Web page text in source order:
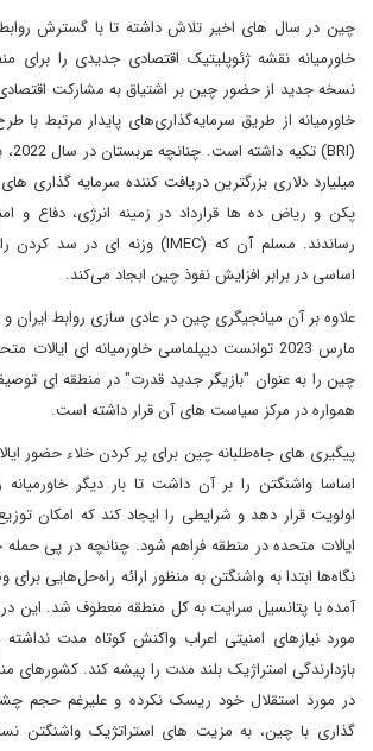
چین در سال های اخیر تلاش داشته تا با گسترش
خاورمیانه نقشه ژئوپلیتیک اقتصادی جدیدی را برای
نسخه جدید از حضور چین بر اشتیاق به مشارکت
خاورمیانه از طریق سرمایه‌گذاری‌های پایدار مرتبط با
پکن و ریاض ده ها قرارداد در زمینه انرژی، دفاع و
اساسی در برابر افزایش نفوذ چین ابجاد می‌کند.
مارس 2023 توانست دیپلماسی خاورمیانه ای
چین را به عنوان "بازیگر جدید قدرت" در منطقه ای
همواره در مرکز سیاست های آن قرار داشته است.
پیگیری های جاه‌طلبانه چین برای پر کردن خلاء حضور
اساسا واشنگتن را بر آن داشت تا بار دیگر
اولویت قرار دهد و شرایطی را ایجاد کند که امکان
ایالات متحده در منطقه فراهم شود. چنانچه در پی
نگاه‌ها ابتدا به واشنگتن به منظور ارائه راه‌حل‌هایی
آمده با پتانسیل سرایت به کل منطقه معطوف شد. این
مورد نیازهای امنیتی اعراب واکنش کوتاه مدت نداشته
بازدارندگی استراژیک بلند مدت را پیشه کند. کشورهای
در مورد استقلال خود ریسک نکرده و علیرغم حجم
گذاری با چین، به مزیت های استراتژیک واشنگتن